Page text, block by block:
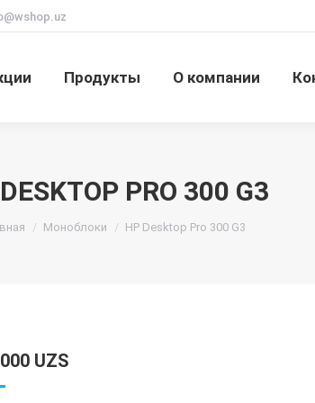
Продукты О компании
PRO 300 G3
Моноблоки HP Desktop Pro 300 G3
UZS